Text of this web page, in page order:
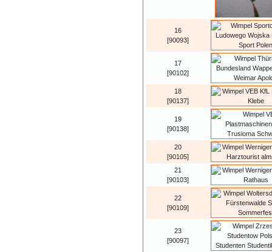
16
[90093]
17
[90102]
18
[90137]
19
[90138]
20
[90105]
21
[90103]
22
[90109]
23
[90097]